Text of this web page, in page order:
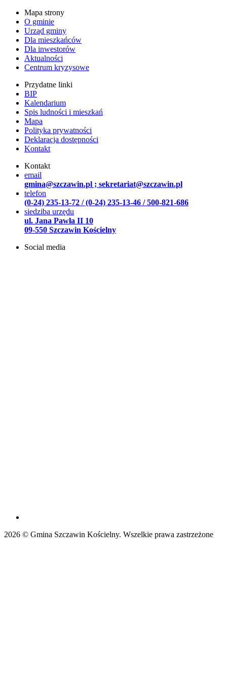
Mapa strony
O gminie
Urząd gminy
Dla mieszkańców
Dla inwestorów
Aktualności
Centrum kryzysowe
Przydatne linki
BIP
Kalendarium
Spis ludności i mieszkań
Mapa
Polityka prywatności
Deklaracja dostępności
Kontakt
Kontakt
email
gmina@szczawin.pl ; sekretariat@szczawin.pl
telefon
(0-24) 235-13-72 / (0-24) 235-13-46 / 500-821-686
siedziba urzędu
ul. Jana Pawła II 10
09-550 Szczawin Kościelny
Social media
2026 © Gmina Szczawin Kościelny. Wszelkie prawa zastrzeżone